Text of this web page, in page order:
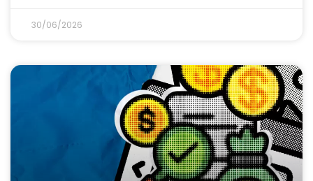
30/06/2026